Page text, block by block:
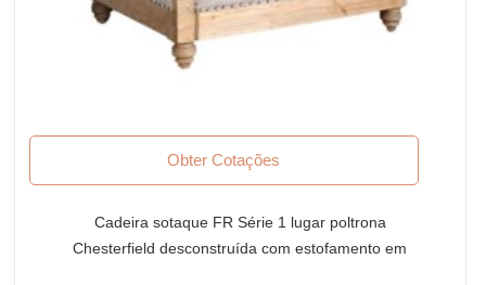
Obter Cotações
Cadeira sotaque FR Série 1 lugar poltrona
Chesterfield desconstruída com estofamento em